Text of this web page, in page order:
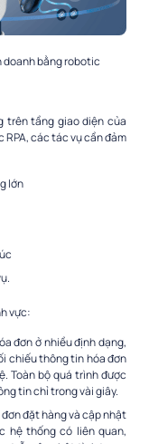
doanh bằng robotic
trên tầng giao diện của
các tác vụ cần đảm
lớn
vực:
đơn ở nhiều định dạng,
chiếu thông tin hóa đơn
Toàn bộ quá trình được
tin chỉ trong vài giây.
đặt hàng và cập nhật
hệ thống có liên quan,